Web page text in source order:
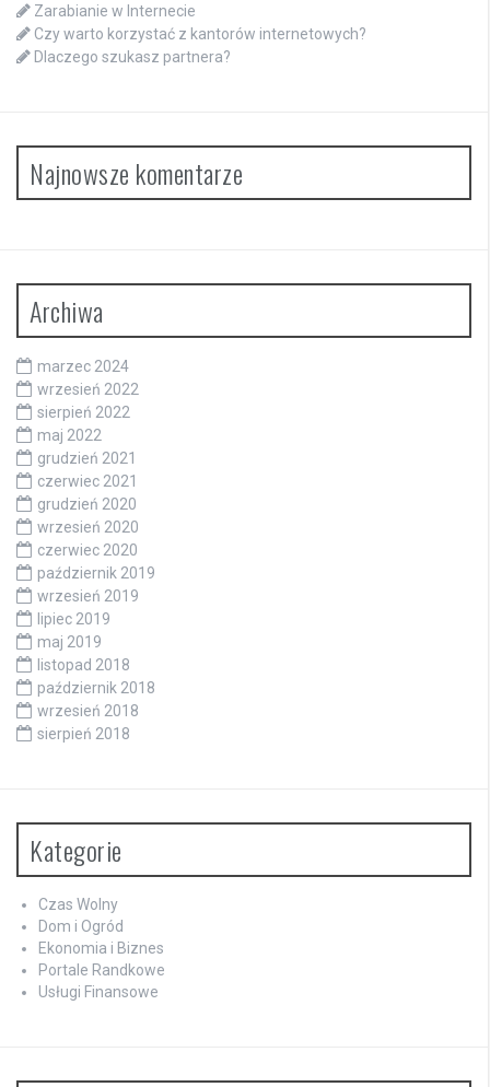
Zarabianie w Internecie
Czy warto korzystać z kantorów internetowych?
Dlaczego szukasz partnera?
Najnowsze komentarze
Archiwa
marzec 2024
wrzesień 2022
sierpień 2022
maj 2022
grudzień 2021
czerwiec 2021
grudzień 2020
wrzesień 2020
czerwiec 2020
październik 2019
wrzesień 2019
lipiec 2019
maj 2019
listopad 2018
październik 2018
wrzesień 2018
sierpień 2018
Kategorie
Czas Wolny
Dom i Ogród
Ekonomia i Biznes
Portale Randkowe
Usługi Finansowe